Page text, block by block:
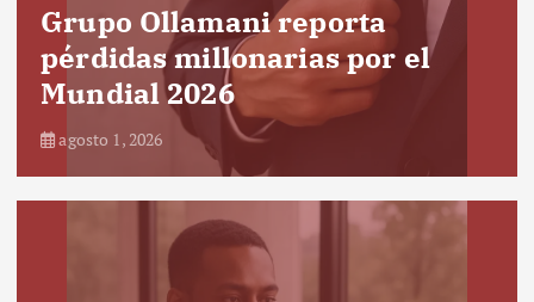
Grupo Ollamani reporta
pérdidas millonarias por el
Mundial 2026
agosto 1, 2026